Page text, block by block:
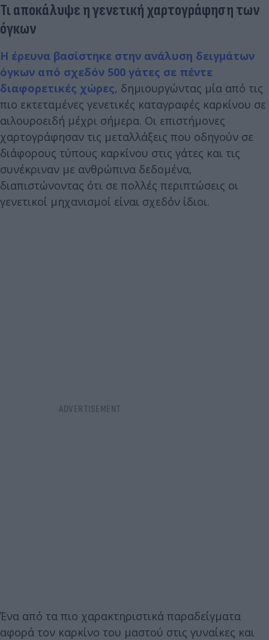
Τι αποκάλυψε η γενετική χαρτογράφηση των
όγκων
Η έρευνα βασίστηκε στην ανάλυση δειγμάτων
όγκων από σχεδόν 500 γάτες σε πέντε
διαφορετικές χώρες, δημιουργώντας μία από τις
πιο εκτεταμένες γενετικές καταγραφές καρκίνου σε
αιλουροειδή μέχρι σήμερα. Οι επιστήμονες
χαρτογράφησαν τις μεταλλάξεις που οδηγούν σε
διάφορους τύπους καρκίνου στις γάτες και τις
συνέκριναν με ανθρώπινα δεδομένα,
διαπιστώνοντας ότι σε πολλές περιπτώσεις οι
γενετικοί μηχανισμοί είναι σχεδόν ίδιοι.
Ένα από τα πιο χαρακτηριστικά παραδείγματα
αφορά τον καρκίνο του μαστού στις γυναίκες και